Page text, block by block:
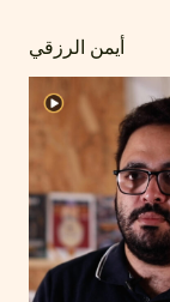
أيمن الرزقي